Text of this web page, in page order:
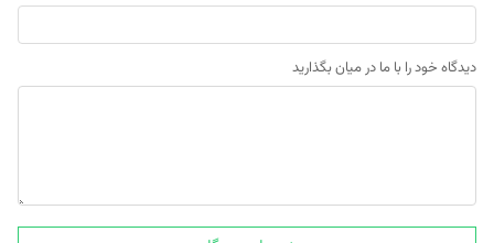
دیدگاه خود را با ما در میان بگذارید